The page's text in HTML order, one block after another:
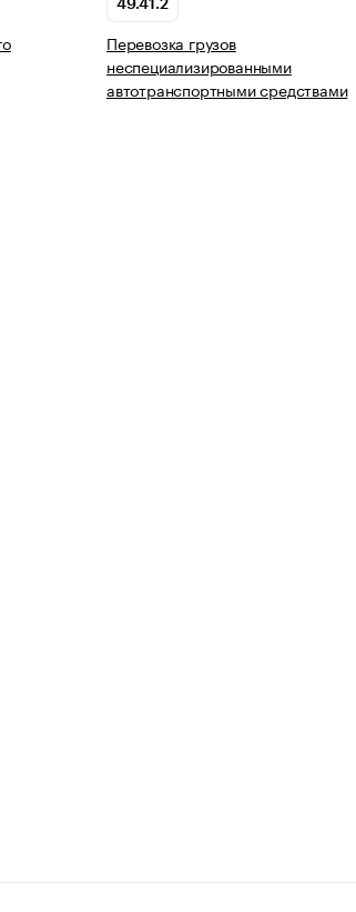
49.41.2
Перевозка грузов
неспециализированными
автотранспортными средствами